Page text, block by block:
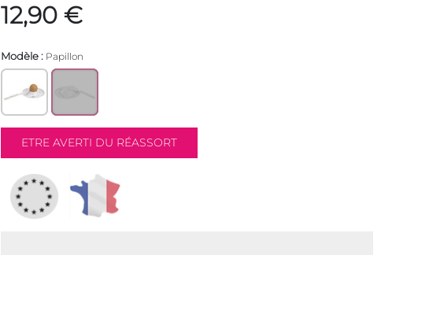
12,90 €
Modèle : Papillon